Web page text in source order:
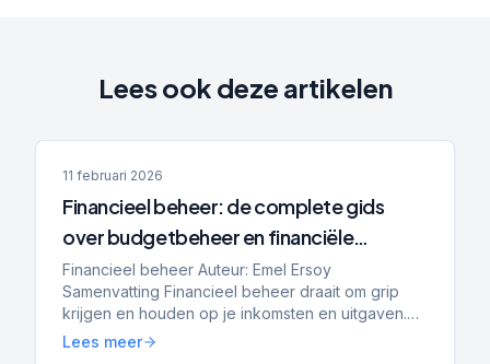
Lees ook deze artikelen
11 februari 2026
Financieel beheer: de complete gids
over budgetbeheer en financiële
planning
Financieel beheer Auteur: Emel Ersoy
Samenvatting Financieel beheer draait om grip
krijgen en houden op je inkomsten en uitgaven.
Budgetbeheer helpt bij stabilisatie, het voorkomen
Lees meer